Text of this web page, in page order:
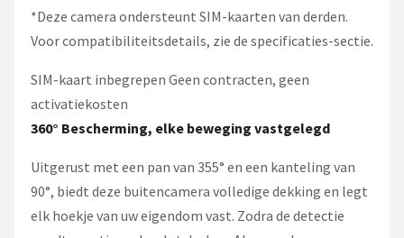
*Deze camera ondersteunt SIM-kaarten van derden.
Voor compatibiliteitsdetails, zie de specificaties-sectie.
SIM-kaart inbegrepen Geen contracten, geen
activatiekosten
360° Bescherming, elke beweging vastgelegd
Uitgerust met een pan van 355° en een kanteling van
90°, biedt deze buitencamera volledige dekking en legt
elk hoekje van uw eigendom vast. Zodra de detectie